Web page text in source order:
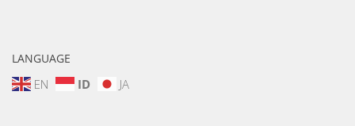
LANGUAGE
EN ID JA